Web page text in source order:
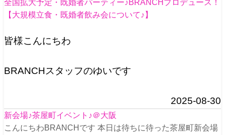
全国拡大予定・既婚者パーティー♪BRANCHプロデュース！
【大規模立食・既婚者飲み会について♪】
皆様こんにちわ
BRANCHスタッフのゆいです
2025-08-30
新会場♪茶屋町イベント♪＠大阪
こんにちわBRANCHです 本日は待ちに待った茶屋町新会場